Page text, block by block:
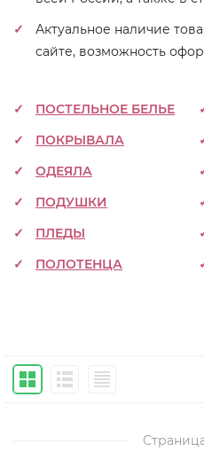
Актуальное наличие
сайте, возможность
ПОСТЕЛЬНОЕ БЕЛЬЕ
ПОКРЫВАЛА
ОДЕЯЛА
ПОДУШКИ
ПЛЕДЫ
ПОЛОТЕНЦА